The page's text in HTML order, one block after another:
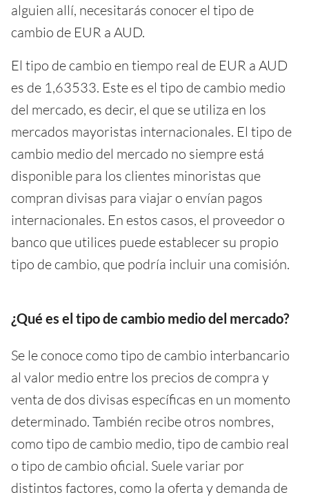
alguien allí, necesitarás conocer el tipo de
cambio de EUR a AUD.
El tipo de cambio en tiempo real de EUR a AUD
es de 1,63533. Este es el tipo de cambio medio
del mercado, es decir, el que se utiliza en los
mercados mayoristas internacionales. El tipo de
cambio medio del mercado no siempre está
disponible para los clientes minoristas que
compran divisas para viajar o envían pagos
internacionales. En estos casos, el proveedor o
banco que utilices puede establecer su propio
tipo de cambio, que podría incluir una comisión.
¿Qué es el tipo de cambio medio del mercado?
Se le conoce como tipo de cambio interbancario
al valor medio entre los precios de compra y
venta de dos divisas específicas en un momento
determinado. También recibe otros nombres,
como tipo de cambio medio, tipo de cambio real
o tipo de cambio oficial. Suele variar por
distintos factores, como la oferta y demanda de